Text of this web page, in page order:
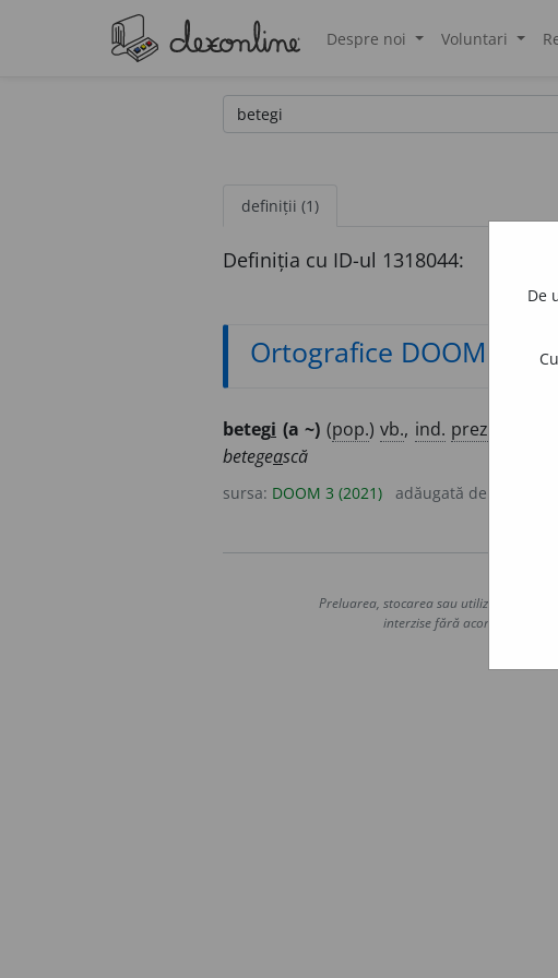
Despre noi Voluntari
definiții (1)
Definiția cu ID-ul 1318044:
Ortografice DOOM
betegi (a ~) (pop.)vb., ind. prez.
betegească
sursa: DOOM 3 (2021) adăugată de
Preluarea, stocarea sau utilizarea
interzise fără acordul nostru
De